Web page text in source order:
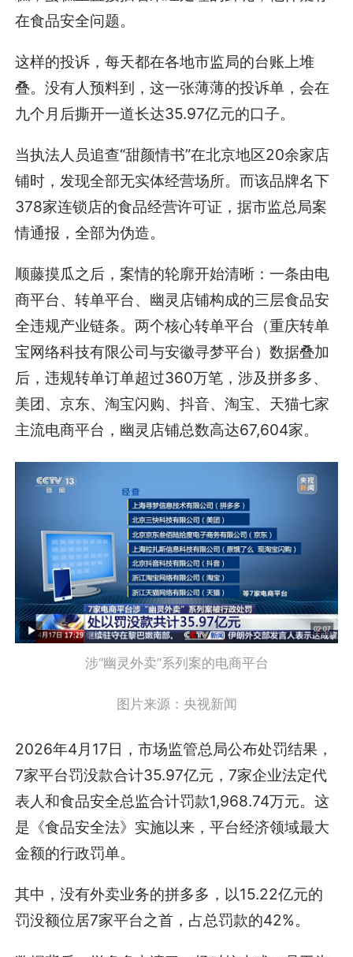
在食品安全问题。
这样的投诉，每天都在各地市监局的台账上堆
叠。没有人预料到，这一张薄薄的投诉单，会在
九个月后撕开一道长达35.97亿元的口子。
当执法人员追查“甜颜情书”在北京地区20余家店
铺时，发现全部无实体经营场所。而该品牌名下
378家连锁店的食品经营许可证，据市监总局案
情通报，全部为伪造。
顺藤摸瓜之后，案情的轮廓开始清晰：一条由电
商平台、转单平台、幽灵店铺构成的三层食品安
全违规产业链条。两个核心转单平台（重庆转单
宝网络科技有限公司与安徽寻梦平台）数据叠加
后，违规转单订单超过360万笔，涉及拼多多、
美团、京东、淘宝闪购、抖音、淘宝、天猫七家
主流电商平台，幽灵店铺总数高达67,604家。
涉“幽灵外卖”系列案的电商平台
图片来源：央视新闻
2026年4月17日，市场监管总局公布处罚结果，
7家平台罚没款合计35.97亿元，7家企业法定代
表人和食品安全总监合计罚款1,968.74万元。这
是《食品安全法》实施以来，平台经济领域最大
金额的行政罚单。
其中，没有外卖业务的拼多多，以15.22亿元的
罚没额位居7家平台之首，占总罚款的42%。